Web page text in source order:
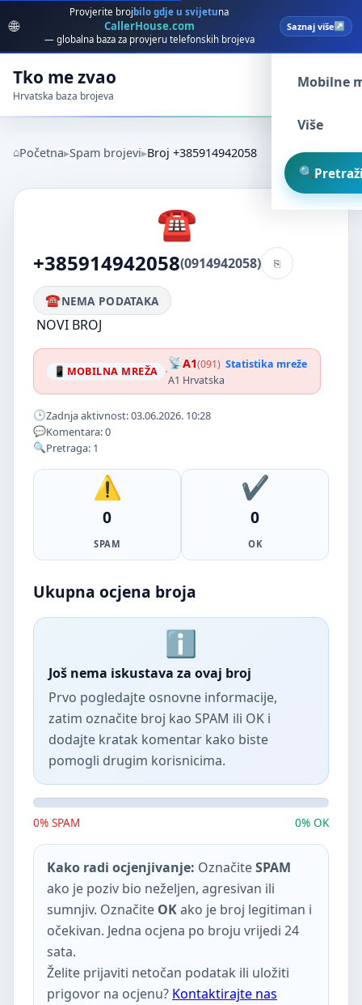
🌐
Provjerite broj bilo gdje u svijetuna
CallerHouse.com
— globalna baza za provjeru telefonskih brojeva
Saznaj više
Tko me zvao
Hrvatska baza brojeva
Spam
Mobilne
Više
Početna Spam brojevi Broj +385914942058
+385914942058(0914942058)
NEMA PODATAKA
NOVI BROJ
MOBILNA MREŽA · A1(091) Statistika mreže
A1 Hrvatska
Zadnja aktivnost: 03.06.2026. 10:28
Komentara: 0
Pretraga: 1
0
SPAM
0
OK
Ukupna ocjena broja
Još nema iskustava za ovaj broj
Prvo pogledajte osnovne informacije,
zatim označite broj kao SPAM ili OK i
dodajte kratak komentar kako biste
pomogli drugim korisnicima.
0% SPAM 0% OK
Kako radi ocjenjivanje: OznačiteSPAM
ako je poziv bio neželjen, agresivan ili
sumnjiv. Označite OKako je broj legitiman i
očekivan. Jedna ocjena po broju vrijedi 24
sata.
Želite prijaviti netočan podatak ili uložiti
prigovor na ocjenu? Kontaktirajte nas